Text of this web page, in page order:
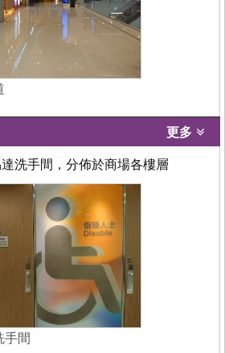
更多
洗手間，分佈於商場各樓層
手間